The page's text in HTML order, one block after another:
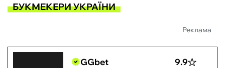
БУКМЕКЕРИ УКРАЇНИ
Реклама
GGbet 9.9